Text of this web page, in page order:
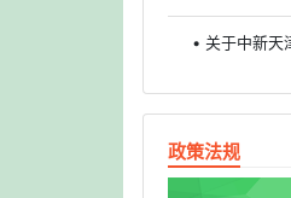
• 关于中新天
政策法规